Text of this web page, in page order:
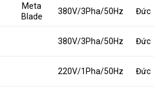
Meta
Blade
380V/3Pha/50Hz Đức
380V/3Pha/50Hz Đức
220V/1Pha/50Hz Đức